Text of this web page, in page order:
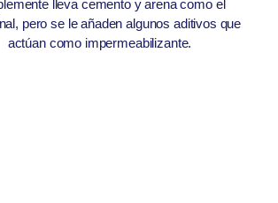
lleva cemento y arena como el
pero se le añaden algunos aditivos que
actúan como impermeabilizante.